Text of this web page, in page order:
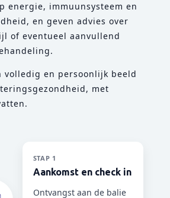
energie, immuunsysteem en
en geven advies over
of eventueel aanvullend
volledig en persoonlijk beeld
met
STAP 1
Aankomst en check in
Ontvangst aan de balie